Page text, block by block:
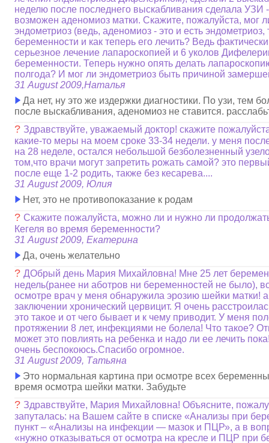
неделю после последнего выскабливания сделала УЗИ
возможен аденомиоз матки. Скажите, пожалуйста, мог
эндометриоз (ведь, аденомиоз - это и есть
беременности и как теперь его лечить? Ведь
серьезное лечение лапароскопией и 6 уколов
беременности. Теперь нужно опять делать
полгода? И мог ли эндометриоз быть причиной
31 August 2009,Наталья
Да нет, ну это же издержки диагностики. По узи, тем
после выскабливания, аденомиоз не ставится.
? Здравствуйте, уважаемый доктор! скажите
какие-то меры на моем сроке 33-34 недели. у меня
на 28 неделе, остался небольшой безболезненный
том,что врачи могут запретить рожать самой? это
после еще 1-2 родить, также без кесарева....
31 August 2009, Юлия
Нет, это не противопоказание к родам
?Скажите пожалуйста, можно ли и нужно ли
Кегеля во время беременности?
31 August 2009, Екатерина
Да, очень желательно
?ДОбрый день Мария Михайловна! Мне 25 лет
недель(ранее ни аботров ни беременностей не было),
осмотре врач у меня обнаружила эрозию шейки матки!
заключении хронический цервицит. Я очень
это такое и от чего бывает и к чему приводит. У меня
протяжении 8 лет, инфекциями не болела! Что такое?
может это повлиять на ребенка и надо ли ее лечить
очень беспокоюсь.Спасибо огромное.
31 August 2009, Татьяна
Это нормальная картина при осмотре всех
время осмотра шейки матки. Забудьте
? Здравствуйте, Мария Михайловна! Объясните,
запуталась: на Вашем сайте в списке «Анализы при
пункт – «Анализы на инфекции — мазок и ПЦР», а в
«нужно отказываться от осмотра на кресле и ПЦР при